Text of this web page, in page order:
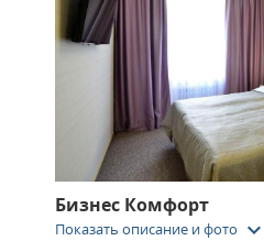
Бизнес Комфорт
Показать описание и фото keyboard_arrow_down